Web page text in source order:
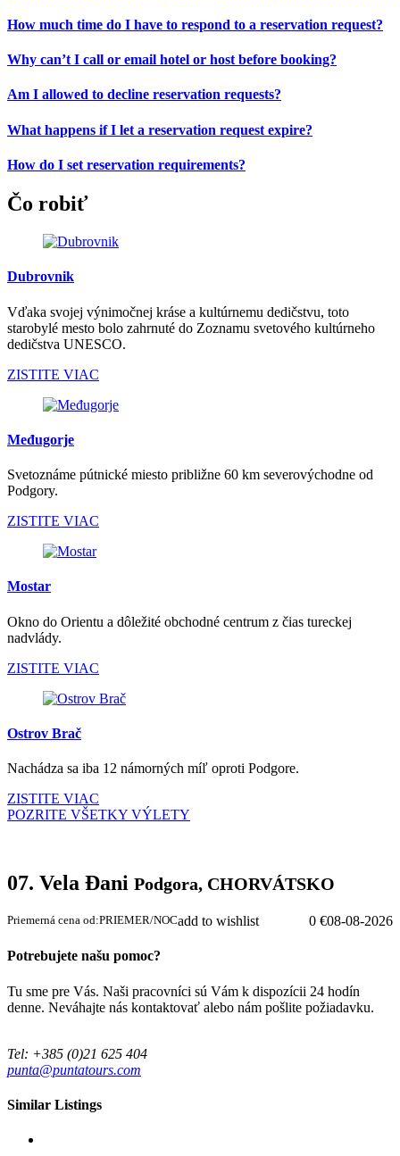
How much time do I have to respond to a reservation request?
Why can’t I call or email hotel or host before booking?
Am I allowed to decline reservation requests?
What happens if I let a reservation request expire?
How do I set reservation requirements?
Čo robiť
Dubrovnik
Vďaka svojej výnimočnej kráse a kultúrnemu dedičstvu, toto
starobylé mesto bolo zahrnuté do Zoznamu svetového kultúrneho
dedičstva UNESCO.
ZISTITE VIAC
Međugorje
Svetoznáme pútnické miesto približne 60 km severovýchodne od
Podgory.
ZISTITE VIAC
Mostar
Okno do Orientu a dôležité obchodné centrum z čias tureckej
nadvlády.
ZISTITE VIAC
Ostrov Brač
Nachádza sa iba 12 námorných míľ oproti Podgore.
ZISTITE VIAC
POZRITE VŠETKY VÝLETY
07. Vela Đani Podgora, CHORVÁTSKO
Priemerná cena od: 08-08-2026
PRIEMER/NOC 0 €
add to wishlist
Potrebujete našu pomoc?
Tu sme pre Vás. Naši pracovníci sú Vám k dispozícii 24 hodín
denne. Neváhajte nás kontaktovať alebo nám pošlite požiadavku.
Tel: +385 (0)21 625 404
punta@puntatours.com
Similar Listings